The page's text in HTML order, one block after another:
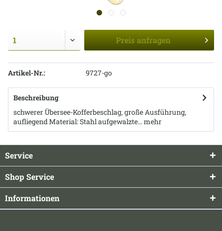
Preis anfragen
Artikel-Nr.: 9727-go
Beschreibung
schwerer Übersee-Kofferbeschlag, große Ausführung,
aufliegend Material: Stahl aufgewalzte...mehr
Service
Shop Service
Informationen